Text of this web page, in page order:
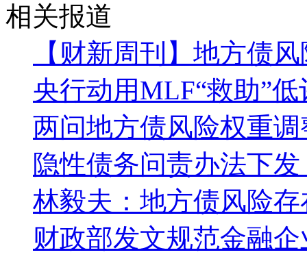
相关报道
【财新周刊】地方债
央行动用MLF“救助”
两问地方债风险权重调
隐性债务问责办法下
林毅夫：地方债风险
财政部发文规范金融